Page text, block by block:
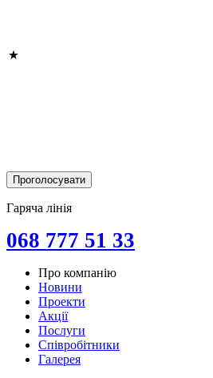
Гаряча лінія
068 777 51 33
Про компанію
Новини
Проекти
Акції
Послуги
Співробітники
Галерея